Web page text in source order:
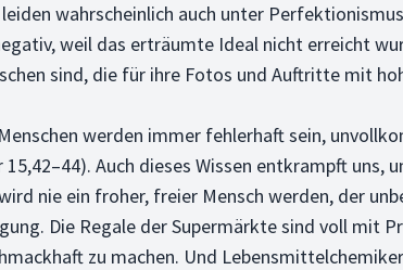
wahrscheinlich auch unter
weil das erträumte Ideal nicht erreicht
sind, die für ihre Fotos und Auftritte mit
werden immer fehlerhaft sein,
Auch dieses Wissen entkrampft uns,
nie ein froher, freier Mensch werden, der
Die Regale der Supermärkte sind voll mit
zu machen. Und